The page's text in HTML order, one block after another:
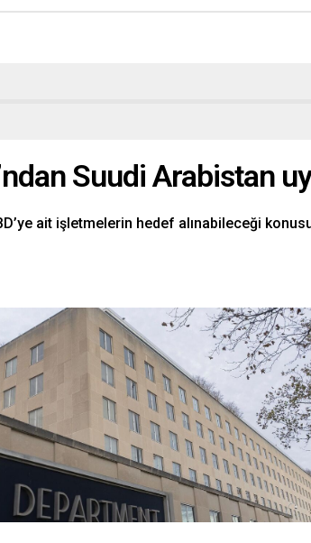
Suudi Arabistan
ait işletmelerin hedef alınabileceği